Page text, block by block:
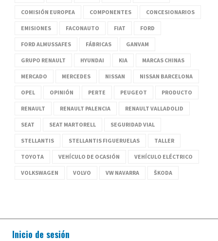
COMISIÓN EUROPEA COMPONENTES CONCESIONARIOS
EMISIONES FACONAUTO FIAT FORD
FORD ALMUSSAFES FÁBRICAS GANVAM
GRUPO RENAULT HYUNDAI KIA MARCAS CHINAS
MERCADO MERCEDES NISSAN NISSAN BARCELONA
OPEL OPINIÓN PERTE PEUGEOT PRODUCTO
RENAULT RENAULT PALENCIA RENAULT VALLADOLID
SEAT SEAT MARTORELL SEGURIDAD VIAL
STELLANTIS STELLANTIS FIGUERUELAS TALLER
TOYOTA VEHÍCULO DE OCASIÓN VEHÍCULO ELÉCTRICO
VOLKSWAGEN VOLVO VW NAVARRA ŠKODA
Inicio de sesión